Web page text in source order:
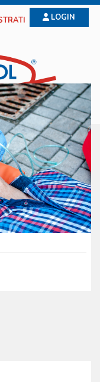
LOGIN
sicuri e prodotti
dei dispositivi. La
offrendo anche una